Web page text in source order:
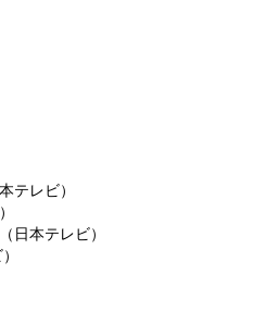
テレビ）
日本テレビ）